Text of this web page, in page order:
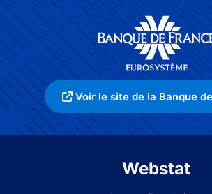
Voir le site de la Banque
Webstat